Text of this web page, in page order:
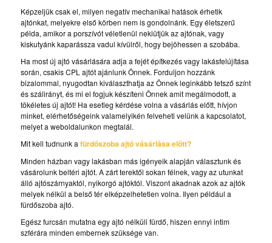
Képzeljük csak el, milyen negatív mechanikai hatások érhetik
ajtónkat, melyekre első körben nem is gondolnánk. Egy életszerű
példa, amikor a porszívót véletlenül nekiütjük az ajtónak, vagy
kiskutyánk kaparássza vadul kívülről, hogy bejöhessen a szobába.
Ha most új ajtó vásárlására adja a fejét építkezés vagy lakásfelújítása
során, csakis CPL ajtót ajánlunk Önnek. Forduljon hozzánk
bizalommal, nyugodtan kiválaszthatja az Önnek leginkább tetsző színt
és szálirányt, és mi el fogjuk készíteni Önnek amit megálmodott, a
tökéletes új ajtót! Ha esetleg kérdése volna a vásárlás előtt, hívjon
minket, elérhetőségeink valamelyikén felveheti velünk a kapcsolatot,
melyet a weboldalunkon megtalál.
Mit kell tudnunk a fürdőszoba ajtó vásárlása előtt?
Minden házban vagy lakásban más igényeik alapján választunk és
vásárolunk beltéri ajtót. A zárt terektől sokan félnek, vagy az utunkat
álló ajtószárnyaktól, nyikorgó ajtóktól. Viszont akadnak azok az ajtók
melyek nélkül a belső tér elképzelhetetlen volna. Ilyen például a
fürdőszoba ajtó.
Egész furcsán mutatna egy ajtó nélküli fürdő, hiszen ennyi intim
szférára minden embernek szüksége van.